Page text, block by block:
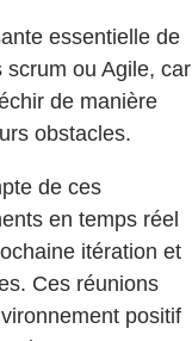
essentielle de
ou Agile, car
de manière
obstacles.
de ces
en temps réel
itération et
Ces réunions
positif